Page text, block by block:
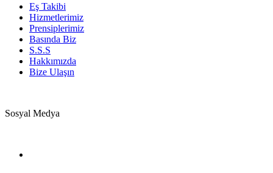
Eş Takibi
Hizmetlerimiz
Prensiplerimiz
Basında Biz
S.S.S
Hakkımızda
Bize Ulaşın
Sosyal Medya